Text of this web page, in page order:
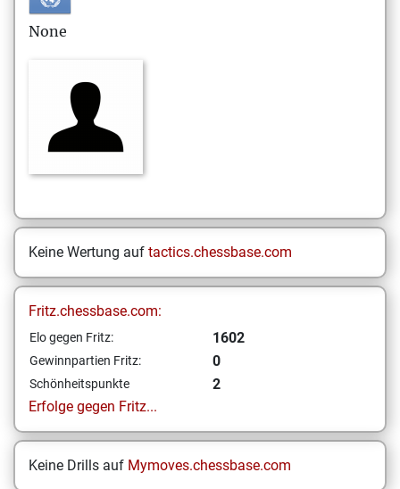
None
Keine Wertung auf tactics.chessbase.com
Fritz.chessbase.com:
Elo gegen Fritz: 1602
Gewinnpartien Fritz: 0
Schönheitspunkte
2
Erfolge gegen Fritz...
Keine Drills auf Mymoves.chessbase.com